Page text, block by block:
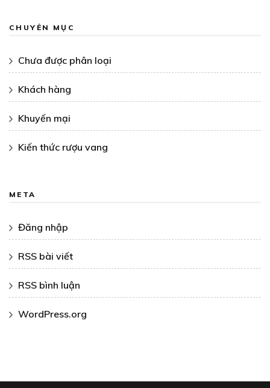
CHUYÊN MỤC
Chưa được phân loại
Khách hàng
Khuyến mại
Kiến thức rượu vang
META
Đăng nhập
RSS bài viết
RSS bình luận
WordPress.org